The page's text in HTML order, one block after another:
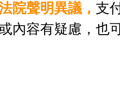
院聲明異議， 支
內容有疑慮，也